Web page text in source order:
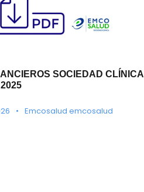
SOCIEDAD CLÍNICA
• Emcosalud emcosalud